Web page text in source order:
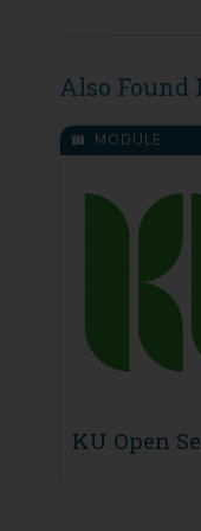
Also Found
MODULE
KU Open